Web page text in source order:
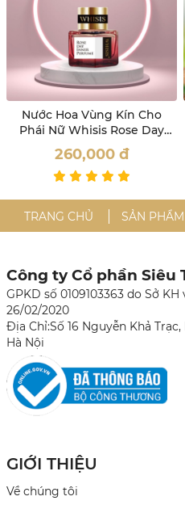
Nước Hoa Vùng Kín Cho
Phái Nữ Whisis Rose Day
Inner Perfume
260,000 đ
TRANG CHỦ SẢN PHẨM
Công ty Cổ phần Siêu
GPKD số 0109103363 do Sở
26/02/2020
Địa Chỉ:Số 16 Nguyễn Khả Trạc,
Hà Nội
GIỚI THIỆU
Về chúng tôi